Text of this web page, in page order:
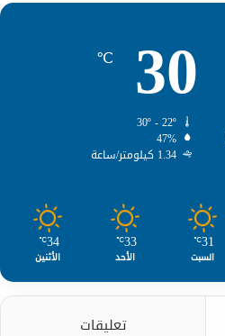
30
℃
47%
1.34 كيلومتر/ساعة
31
℃
السبت
33
℃
الأحد
34
℃
الأثنين
تعليقات